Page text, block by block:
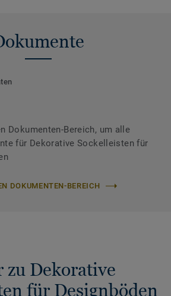
Dokumenten-Bereich, um alle
für Dekorative Sockelleisten für
DOKUMENTEN-BEREICH
zu Dekorative
für Designböden